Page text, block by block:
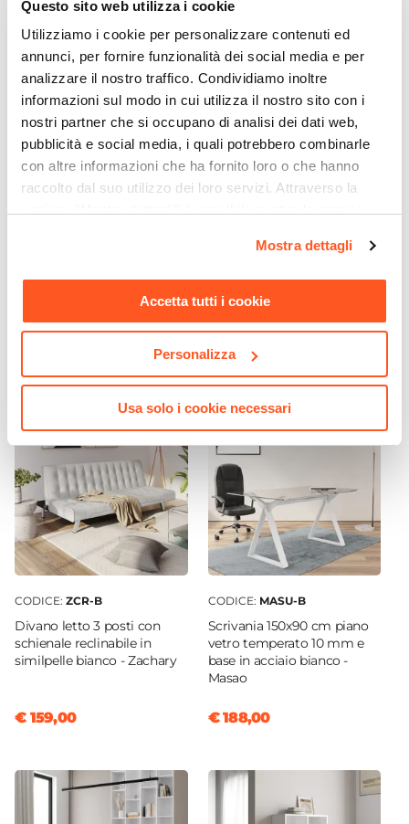
Questo sito web utilizza i cookie
Utilizziamo i cookie per personalizzare contenuti ed
annunci, per fornire funzionalità dei social media e per
analizzare il nostro traffico. Condividiamo inoltre
informazioni sul modo in cui utilizza il nostro sito con i
nostri partner che si occupano di analisi dei dati web,
pubblicità e social media, i quali potrebbero combinarle
con altre informazioni che ha fornito loro o che hanno
raccolto dal suo utilizzo dei loro servizi. Attraverso la
momento. Per maggiori informazioni si invita a leggere la
Mostra dettagli
Accetta tutti i cookie
Personalizza
Usa solo i cookie necessari
Assemblato
No
3 cassetti e ripiano bianco
CODICE:EL-L9B
effetto legno - Elvira
€ 95,00
CODICE: ZCR-B
Divano letto 3 posti con
schienale reclinabile in
similpelle bianco - Zachary
€ 159,00
CODICE: MASU-B
Scrivania 150x90 cm piano
vetro temperato 10 mm e
base in acciaio bianco -
Masao
€ 188,00